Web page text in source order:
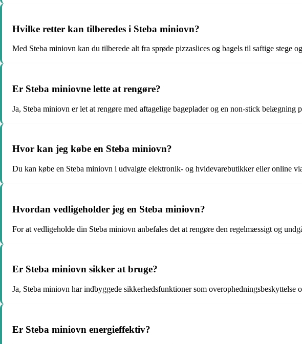
Hvilke retter kan tilberedes i Steba miniovn?
Med Steba miniovn kan du tilberede alt fra sprøde pizzaslices og bagels til saftige stege
Er Steba miniovne lette at rengøre?
Ja, Steba miniovn er let at rengøre med aftagelige bageplader og en non-stick belægning
Hvor kan jeg købe en Steba miniovn?
Du kan købe en Steba miniovn i udvalgte elektronik- og hvidevarebutikker eller online
Hvordan vedligeholder jeg en Steba miniovn?
For at vedligeholde din Steba miniovn anbefales det at rengøre den regelmæssigt og
Er Steba miniovn sikker at bruge?
Ja, Steba miniovn har indbyggede sikkerhedsfunktioner som
Er Steba miniovn energieffektiv?